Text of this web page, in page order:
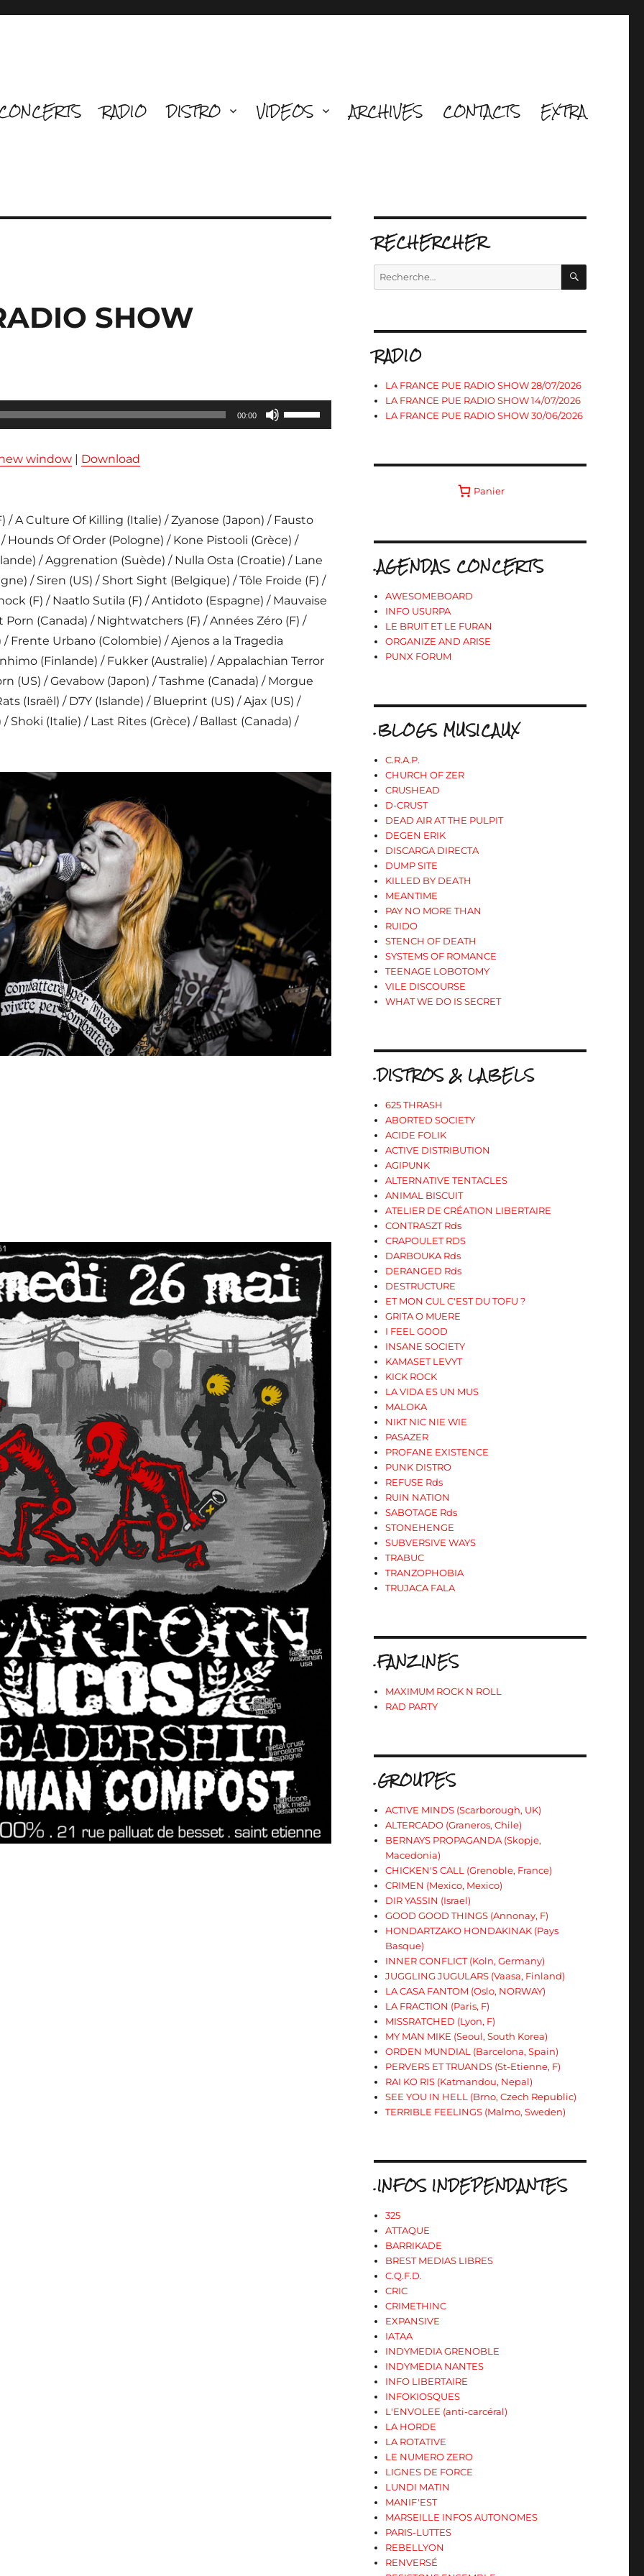
RADIO DISTRO VIDEOS ARCHIVES CONTACTS EXTRA
SHOW
00:00
Utilisez
les
diminuer
le
volume.
window| Download
/ A Culture Of Killing (Italie) / Zyanose (Japon) / Fausto
Hounds Of Order (Pologne) / Kone Pistooli (Grèce) /
/ Aggrenation (Suède) / Nulla Osta (Croatie) / Lane
/ Siren (US) / Short Sight (Belgique) / Tôle Froide (F) /
(F) / Naatlo Sutila (F) / Antidoto (Espagne) / Mauvaise
Porn (Canada) / Nightwatchers (F) / Années Zéro (F) /
Frente Urbano (Colombie) / Ajenos a la Tragedia
(Finlande) / Fukker (Australie) / Appalachian Terror
(US) / Gevabow (Japon) / Tashme (Canada) / Morgue
(Israël) / D7Y (Islande) / Blueprint (US) / Ajax (US) /
Shoki (Italie) / Last Rites (Grèce) / Ballast (Canada) /
RECHERCHER
Recherche
RADIO
LA FRANCE PUE RADIO SHOW 28/07/2026
LA FRANCE PUE RADIO SHOW 14/07/2026
LA FRANCE PUE RADIO SHOW 30/06/2026
Panier
.AGENDAS CONCERTS
AWESOMEBOARD
INFO USURPA
LE BRUIT ET LE FURAN
ORGANIZE AND ARISE
PUNX FORUM
.BLOGS MUSICAUX
C.R.A.P.
CHURCH OF ZER
CRUSHEAD
D-CRUST
DEAD AIR AT THE PULPIT
DEGEN ERIK
DISCARGA DIRECTA
DUMP SITE
KILLED BY DEATH
MEANTIME
PAY NO MORE THAN
RUIDO
STENCH OF DEATH
SYSTEMS OF ROMANCE
TEENAGE LOBOTOMY
VILE DISCOURSE
WHAT WE DO IS SECRET
.DISTROS & LABELS
625 THRASH
ABORTED SOCIETY
ACIDE FOLIK
ACTIVE DISTRIBUTION
AGIPUNK
ALTERNATIVE TENTACLES
ANIMAL BISCUIT
ATELIER DE CRÉATION LIBERTAIRE
CONTRASZT Rds
CRAPOULET RDS
DARBOUKA Rds
DERANGED Rds
DESTRUCTURE
ET MON CUL C'EST DU TOFU ?
GRITA O MUERE
I FEEL GOOD
INSANE SOCIETY
KAMASET LEVYT
KICK ROCK
LA VIDA ES UN MUS
MALOKA
NIKT NIC NIE WIE
PASAZER
PROFANE EXISTENCE
PUNK DISTRO
REFUSE Rds
RUIN NATION
SABOTAGE Rds
STONEHENGE
SUBVERSIVE WAYS
TRABUC
TRANZOPHOBIA
TRUJACA FALA
.FANZINES
MAXIMUM ROCK N ROLL
RAD PARTY
.GROUPES
ACTIVE MINDS (Scarborough, UK)
ALTERCADO (Graneros, Chile)
BERNAYS PROPAGANDA (Skopje,
Macedonia)
CHICKEN'S CALL (Grenoble, France)
CRIMEN (Mexico, Mexico)
DIR YASSIN (Israel)
GOOD GOOD THINGS (Annonay, F)
HONDARTZAKO HONDAKINAK (Pays
Basque)
INNER CONFLICT (Koln, Germany)
JUGGLING JUGULARS (Vaasa, Finland)
LA CASA FANTOM (Oslo, NORWAY)
LA FRACTION (Paris, F)
MISSRATCHED (Lyon, F)
MY MAN MIKE (Seoul, South Korea)
ORDEN MUNDIAL (Barcelona, Spain)
PERVERS ET TRUANDS (St-Etienne, F)
RAI KO RIS (Katmandou, Nepal)
SEE YOU IN HELL (Brno, Czech Republic)
TERRIBLE FEELINGS (Malmo, Sweden)
.INFOS INDEPENDANTES
325
ATTAQUE
BARRIKADE
BREST MEDIAS LIBRES
C.Q.F.D.
CRIC
CRIMETHINC
EXPANSIVE
IATAA
INDYMEDIA GRENOBLE
INDYMEDIA NANTES
INFO LIBERTAIRE
INFOKIOSQUES
L'ENVOLEE (anti-carcéral)
LA HORDE
LA ROTATIVE
LE NUMERO ZERO
LIGNES DE FORCE
LUNDI MATIN
MANIF'EST
MARSEILLE INFOS AUTONOMES
PARIS-LUTTES
REBELLYON
RENVERSÉ